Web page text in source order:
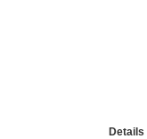
Details